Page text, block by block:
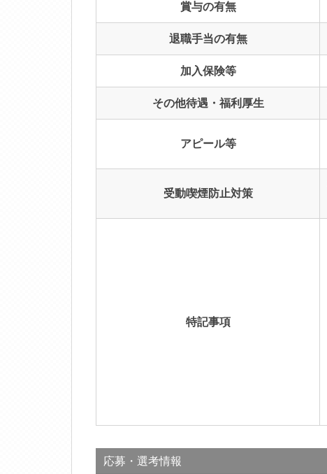
賞与の有無
退職手当の有無
加入保険等
その他待遇・福利厚生
アピール等
受動喫煙防止対策
特記事項
応募・選考情報